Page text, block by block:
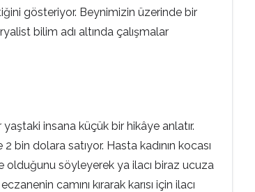
gösteriyor. Beynimizin üzerinde bir
bilim adı altında çalışmalar
insana küçük bir hikâye anlatır.
bin dolara satıyor. Hasta kadının kocası
olduğunu söyleyerek ya ilacı biraz ucuza
camını kırarak karısı için ilacı